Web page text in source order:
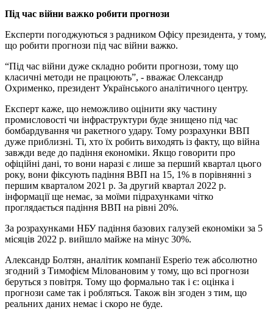
Під час війни важко робити прогнози
Експерти погоджуються з радником Офісу президента, у тому,
що робити прогнози під час війни важко.
“Під час війни дуже складно робити прогнози, тому що
класичні методи не працюють”, - вважає Олександр
Охрименко, президент Українського аналітичного центру.
Експерт каже, що неможливо оцінити яку частину
промисловості чи інфраструктури буде знищено під час
бомбардування чи ракетного удару. Тому розрахунки ВВП
дуже приблизні. Ті, хто їх робить виходять із факту, що війна
завжди веде до падіння економіки. Якщо говорити про
офіційні дані, то вони наразі є лише за перший квартал цього
року, вони фіксують падіння ВВП на 15, 1% в порівнянні з
першим кварталом 2021 р. За другий квартал 2022 р.
інформації ще немає, за моїми підрахунками чітко
проглядається падіння ВВП на рівні 20%.
За розрахунками НБУ падіння базових галузей економіки за 5
місяців 2022 р. вийшло майже на мінус 30%.
Александр Болтян, аналітик компанії Esperio теж абсолютно
згодний з Тимофієм Міловановим у тому, що всі прогнози
беруться з повітря. Тому що формально так і є: оцінка і
прогнози саме так і робляться. Також він згоден з тим, що
реальних даних немає і скоро не буде.